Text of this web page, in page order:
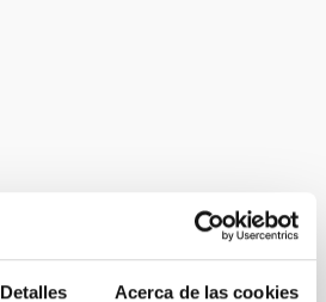
Detalles Acerca de las cookies